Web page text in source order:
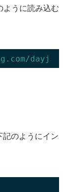
ように読み込む
記のようにイン